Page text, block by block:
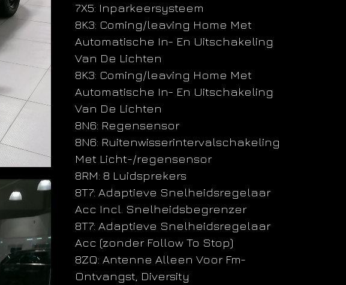
7X5: Inparkeersysteem
8K3: Coming/leaving Home Met
Automatische In- En Uitschakeling
Van De Lichten
8K3: Coming/leaving Home Met
Automatische In- En Uitschakeling
Van De Lichten
8N6: Regensensor
8N6: Ruitenwisserintervalschakeling
Met Licht-/regensensor
8RM: 8 Luidsprekers
8T7: Adaptieve Snelheidsregelaar
Acc Incl. Snelheidsbegrenzer
8T7: Adaptieve Snelheidsregelaar
Acc (zonder Follow To Stop)
8ZQ: Antenne Alleen Voor Fm-
Ontvangst, Diversity